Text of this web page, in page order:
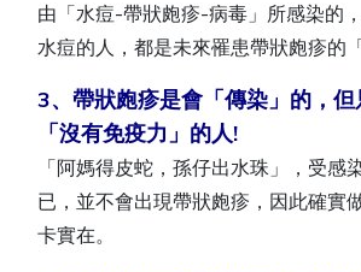
由「水痘-帶狀皰疹-病毒」所感染的
水痘的人，都是未來罹患帶狀皰疹的
3、帶狀皰疹是會「傳染」的，
「沒有免疫力」的人!
「阿媽得皮蛇，孫仔出水珠」，受感
已，並不會出現帶狀皰疹，因此確實
卡實在。